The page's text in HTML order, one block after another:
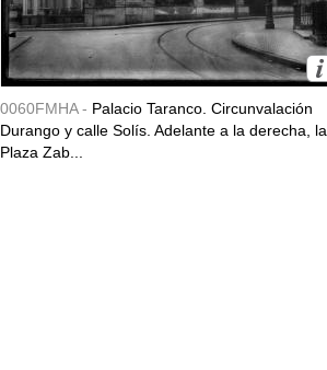
0060FMHA - Palacio Taranco. Circunvalación
Durango y calle Solís. Adelante a la derecha, la
Plaza Zab...